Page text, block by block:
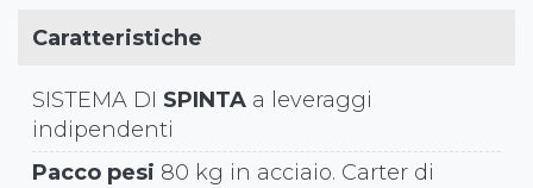
Caratteristiche
SISTEMA DI SPINTA a leveraggi
indipendenti
Pacco pesi 80 kg in acciaio. Carter di